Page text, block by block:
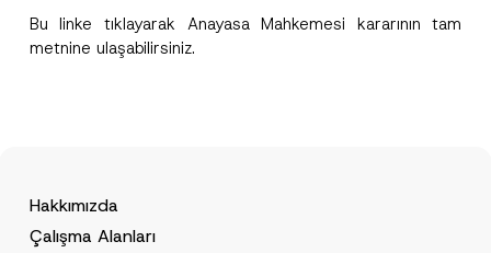
Bulinke tıklayarak Anayasa Mahkemesi kararının tam
metnine ulaşabilirsiniz.
Hakkımızda
Çalışma Alanları